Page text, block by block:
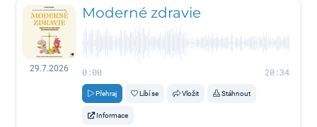
29.7.2026
Moderné zdravie
0:00 20:34
Přehraj Líbí se Vložit Stáhnout
Informace